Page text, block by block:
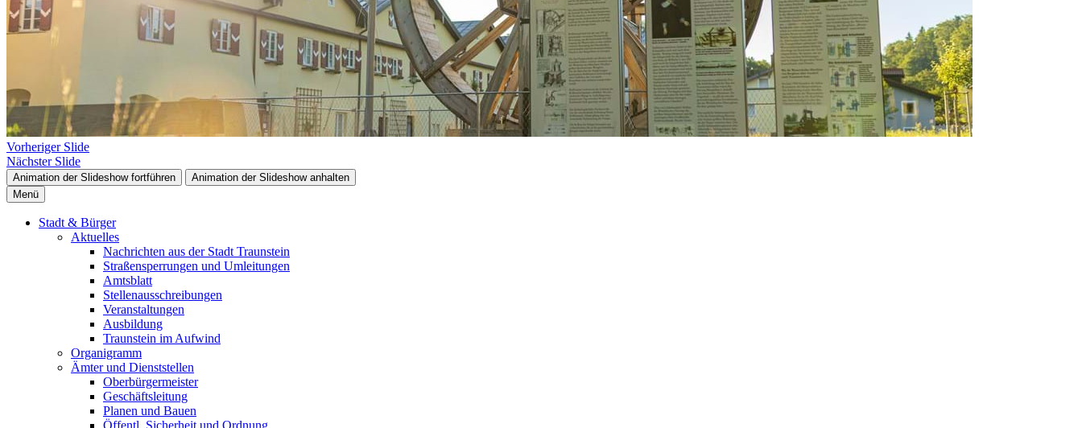
Vorheriger Slide
Nächster Slide
Animation der Slideshow fortführen
Animation der Slideshow anhalten
Menü
Stadt & Bürger
Aktuelles
Nachrichten aus der Stadt Traunstein
Straßensperrungen und Umleitungen
Amtsblatt
Stellenausschreibungen
Veranstaltungen
Ausbildung
Traunstein im Aufwind
Organigramm
Ämter und Dienststellen
Oberbürgermeister
Geschäftsleitung
Planen und Bauen
Öffentl. Sicherheit und Ordnung